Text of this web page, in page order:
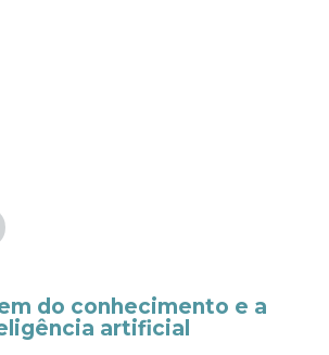
do conhecimento e a
artificial